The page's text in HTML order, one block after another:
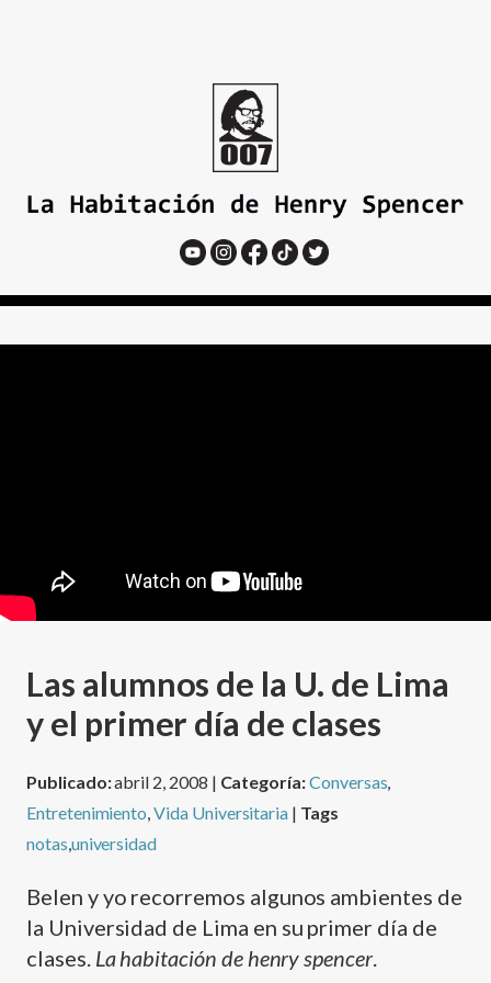
Las alumnos de la U. de Lima
y el primer dí­a de clases
Publicado:abril 2, 2008 | Categoría:Conversas
Entretenimiento ,Vida Universitaria | Tags
notas universidad
Belen y yo recorremos algunos ambientes de
la Universidad de Lima en su primer dí­a de
clases. La habitación de henry spencer.